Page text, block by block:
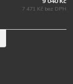
7 471 Kč bez DPH